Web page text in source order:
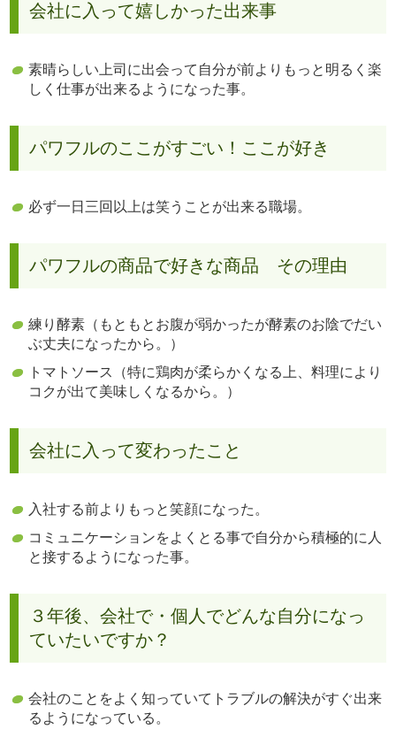
会社に入って嬉しかった出来事
素晴らしい上司に出会って自分が前よりもっと明るく楽
しく仕事が出来るようになった事。
パワフルのここがすごい！ここが好き
必ず一日三回以上は笑うことが出来る職場。
パワフルの商品で好きな商品 その理由
練り酵素（もともとお腹が弱かったが酵素のお陰でだい
ぶ丈夫になったから。）
トマトソース（特に鶏肉が柔らかくなる上、料理により
コクが出て美味しくなるから。）
会社に入って変わったこと
入社する前よりもっと笑顔になった。
コミュニケーションをよくとる事で自分から積極的に人
と接するようになった事。
３年後、会社で・個人でどんな自分になっ
ていたいですか？
会社のことをよく知っていてトラブルの解決がすぐ出来
るようになっている。